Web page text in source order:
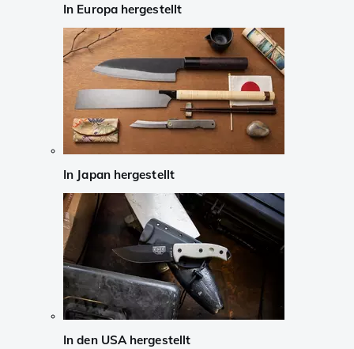
In Europa hergestellt
In Japan hergestellt
In den USA hergestellt